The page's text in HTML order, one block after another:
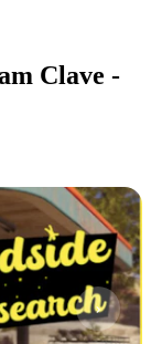
Clave -